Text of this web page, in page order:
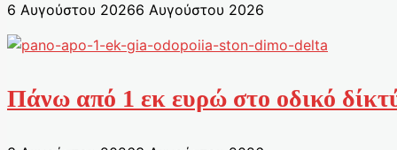
6 Αυγούστου 20266 Αυγούστου 2026
Πάνω από 1 εκ ευρώ στο οδικό